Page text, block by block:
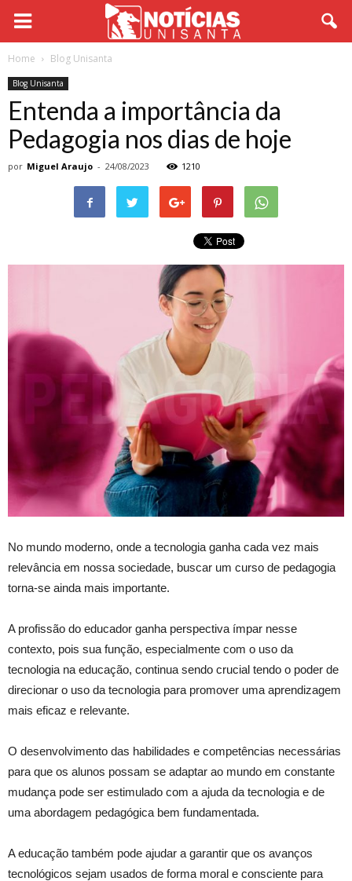
Home Blog Unisanta
Blog Unisanta
Entenda a importância da
Pedagogia nos dias de hoje
por Miguel Araujo - 24/08/2023 1210
No mundo moderno, onde a tecnologia ganha cada vez mais
relevância em nossa sociedade, buscar um curso de pedagogia
torna-se ainda mais importante.
A profissão do educador ganha perspectiva ímpar nesse
contexto, pois sua função, especialmente com o uso da
tecnologia na educação, continua sendo crucial tendo o poder de
direcionar o uso da tecnologia para promover uma aprendizagem
mais eficaz e relevante.
O desenvolvimento das habilidades e competências necessárias
para que os alunos possam se adaptar ao mundo em constante
mudança pode ser estimulado com a ajuda da tecnologia e de
uma abordagem pedagógica bem fundamentada.
A educação também pode ajudar a garantir que os avanços
tecnológicos sejam usados de forma moral e consciente para